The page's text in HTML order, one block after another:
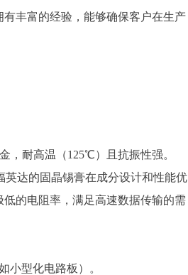
丰富的经验，能够确保客户在生产
，耐高温（125℃）且抗振性强。
英达的固晶锡膏在成分设计和性能优
的电阻率，满足高速数据传输的需
小型化电路板）。